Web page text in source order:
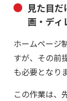
見た目
画・ディ
ホームページ
すが、その前
も必要となり
この作業は、